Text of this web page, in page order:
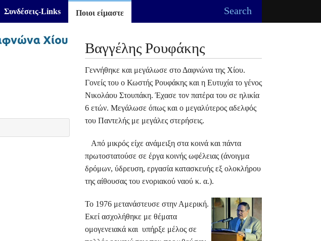
Search
Συνδέσεις-Links Ποιοι είμαστε
Βαγγέλης Ρουφάκης
Γεννήθηκε και μεγάλωσε στο Δαφνώνα της Χίου.
Γονείς του ο Κωστής Ρουφάκης και η Ευτυχία το γένος
Νικολάου Στουπάκη. Έχασε τον πατέρα του σε ηλικία
6 ετών. Μεγάλωσε όπως και ο μεγαλύτερος αδελφός
του Παντελής με μεγάλες στερήσεις.
Από μικρός είχε ανάμειξη στα κοινά και πάντα
πρωτοστατούσε σε έργα κοινής ωφέλειας (άνοιγμα
δρόμων, ύδρευση, εργασία κατασκευής εξ ολοκλήρου
της αίθουσας του ενοριακού ναού κ. α.).
Το 1976 μετανάστευσε στην Αμερική.
Εκεί ασχολήθηκε με θέματα
ομογενειακά και υπήρξε μέλος σε